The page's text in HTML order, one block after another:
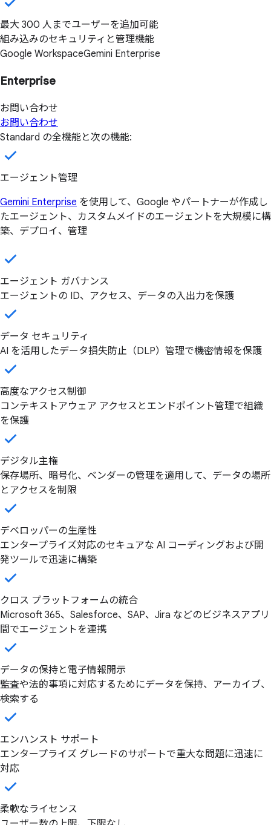
最大 300 人までユーザーを追加可能
組み込みのセキュリティと管理機能
Google WorkspaceGemini Enterprise
Enterprise
お問い合わせ
お問い合わせ
Standard の全機能と次の機能:
エージェント管理
Gemini Enterprise を使用して、Google やパートナーが作成し
たエージェント、カスタムメイドのエージェントを大規模に構
築、デプロイ、管理
エージェント ガバナンス
エージェントの ID、アクセス、データの入出力を保護
データ セキュリティ
AI を活用したデータ損失防止（DLP）管理で機密情報を保護
高度なアクセス制御
コンテキストアウェア アクセスとエンドポイント管理で組織
を保護
デジタル主権
保存場所、暗号化、ベンダーの管理を適用して、データの場所
とアクセスを制限
デベロッパーの生産性
エンタープライズ対応のセキュアな AI コーディングおよび開
発ツールで迅速に構築
クロス プラットフォームの統合
Microsoft 365、Salesforce、SAP、Jira などのビジネスアプリ
間でエージェントを連携
データの保持と電子情報開示
監査や法的事項に対応するためにデータを保持、アーカイブ、
検索する
エンハンスト サポート
エンタープライズ グレードのサポートで重大な問題に迅速に
対応
柔軟なライセンス